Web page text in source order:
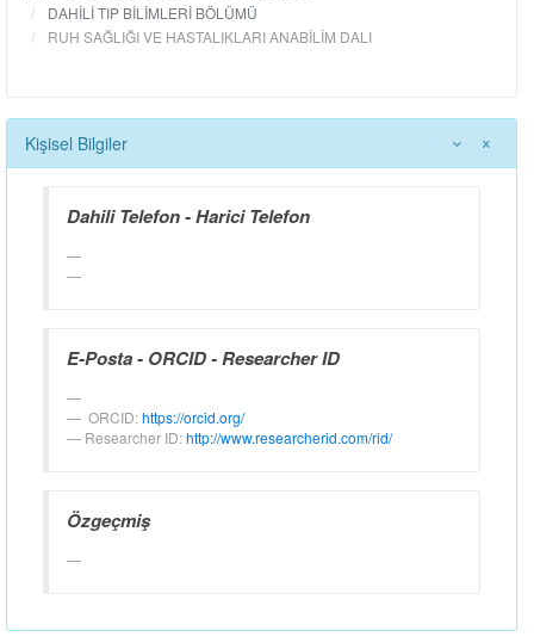
DAHİLİ TIP BİLİMLERİ BÖLÜMÜ
RUH SAĞLIĞI VE HASTALIKLARI ANABİLİM DALI
Kişisel Bilgiler
Dahili Telefon - Harici Telefon
E-Posta - ORCID - Researcher ID
ORCID:https://orcid.org/
Researcher ID:http://www.researcherid.com/rid/
Özgeçmiş